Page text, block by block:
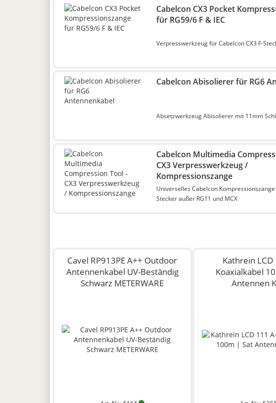
Cabelcon CX3 Pocket
für RG59/6 F & IEC
Verpresswerkzeug für Cabelcon CX3 F-
Cabelcon Abisolierer für RG6
Absetzwerkzeug Abisolierer mit 11mm
Cabelcon Multimedia
CX3 Verpresswerkzeug /
Kompressionszange
Universelles Cabelcon
Stecker außer RG11 und MCX
Cavel RP913PE A++ Outdoor
Antennenkabel UV-Beständig
Schwarz METERWARE
Kathrein LCD
Koaxialkabel
Antennen